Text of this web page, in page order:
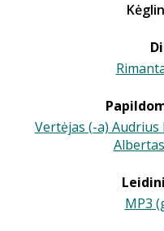
Vertėjas (-a)
MP3